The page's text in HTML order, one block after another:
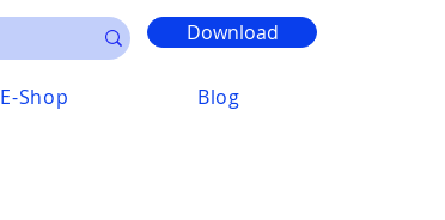
Download
E-Shop Blog